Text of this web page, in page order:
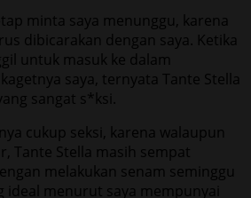
minta saya menunggu, karena
dibicarakan dengan saya. Ketika
untuk masuk ke dalam
saya, ternyata Tante Stella
sangat s*ksi.
cukup seksi, karena walaupun
Tante Stella masih sempat
melakukan senam seminggu
ideal menurut saya mempunyai